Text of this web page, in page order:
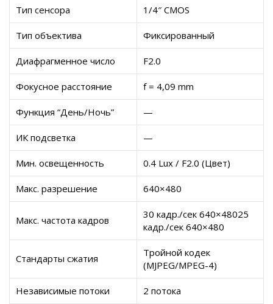
Тип сенсора 1/4″ CMOS
Тип объектива Фиксированный
Диафрагменное число F2.0
Фокусное расстояние f = 4,09 mm
Функция “День/Ночь” —
ИК подсветка —
Мин. освещенность 0.4 Lux / F2.0 (Цвет)
Макс. разрешение 640×480
Макс. частота кадров
30 кадр./сек 640×48025
кадр./сек 640×480
Стандарты сжатия
Тройной кодек
(MJPEG/MPEG-4)
Независимые потоки 2 потока